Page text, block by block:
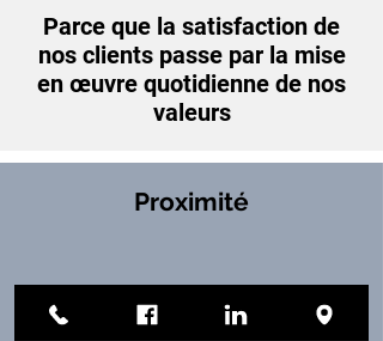
Parce que la satisfaction de
nos clients passe par la mise
en œuvre quotidienne de nos
valeurs
Proximité
Où que vous soyez en France, nous
déployons les ressources nécessaires